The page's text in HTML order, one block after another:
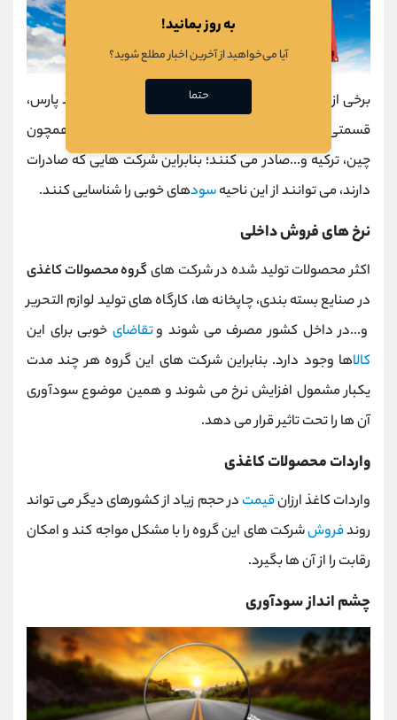
برخی از شرکت های فعال در این گروه مانند صنایع کاغذ پارس،
قسمتی از محصولات خود (خمیر باگاس) را به کشورهایی همچون
چین، ترکیه و...صادر می کنند؛ بنابراین شرکت هایی که صادرات
دارند، می توانند از این ناحیهسودهای خوبی را شناسایی کنند.
نرخ های فروش داخلی
اکثر محصولات تولید شده در شرکت هایگروه محصولات کاغذی
در صنایع بسته بندی، چاپخانه ها، کارگاه های تولید لوازم التحریر
و...در داخل کشور مصرف می شوند وتقاضایخوبی برای این
کالاها وجود دارد. بنابراین شرکت های این گروه هر چند مدت
یکبار مشمول افزایش نرخ می شوند و همین موضوع سودآوری
آن ها را تحت تاثیر قرار می دهد.
واردات محصولات کاغذی
واردات کاغذ ارزانقیمت در حجم زیاد از کشورهای دیگر می تواند
روندفروششرکت های این گروه را با مشکل مواجه کند و امکان
رقابت را از آن ها بگیرد.
چشم انداز سودآوری
به روز بمانید!
آیا می‌خواهید از آخرین اخبار مطلع شوید؟
حتما